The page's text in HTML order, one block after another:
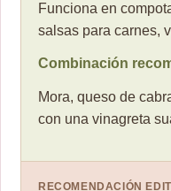
Funciona en
salsas para carnes,
Combinación
Mora, queso de
con una vinagreta
RECOMENDACIÓN